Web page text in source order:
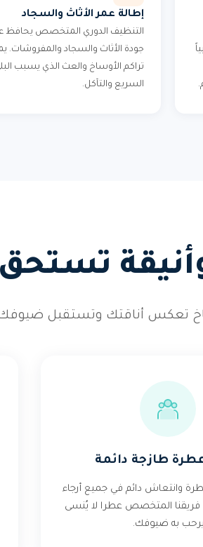
إطالة عمر الأثاث والسجاد
التنظيف الدوري المتخصص يحافظ
جودة الأثاث والسجاد والمفروشات.
تراكم الأوساخ والعث الذي يسبب
السريع والتآكل.
تعكس أناقتك وتستقبل
طازجة دائمة
وانتعاش دائم في جميع أرجاء
فريقنا المتخصص عطرا لا يُنسى
يرحب به ضيوفك.